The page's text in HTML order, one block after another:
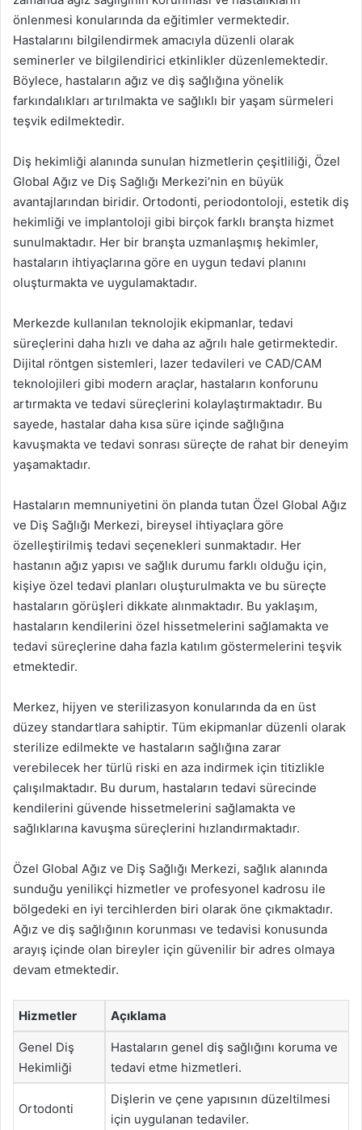
önlenmesi konularında da eğitimler vermektedir.
Hastalarını bilgilendirmek amacıyla düzenli olarak
seminerler ve bilgilendirici etkinlikler düzenlemektedir.
Böylece, hastaların ağız ve diş sağlığına yönelik
farkındalıkları artırılmakta ve sağlıklı bir yaşam sürmeleri
teşvik edilmektedir.
Diş hekimliği alanında sunulan hizmetlerin çeşitliliği, Özel
Global Ağız ve Diş Sağlığı Merkezi’nin en büyük
avantajlarından biridir. Ortodonti, periodontoloji, estetik diş
hekimliği ve implantoloji gibi birçok farklı branşta hizmet
sunulmaktadır. Her bir branşta uzmanlaşmış hekimler,
hastaların ihtiyaçlarına göre en uygun tedavi planını
oluşturmakta ve uygulamaktadır.
Merkezde kullanılan teknolojik ekipmanlar, tedavi
süreçlerini daha hızlı ve daha az ağrılı hale getirmektedir.
Dijital röntgen sistemleri, lazer tedavileri ve CAD/CAM
teknolojileri gibi modern araçlar, hastaların konforunu
artırmakta ve tedavi süreçlerini kolaylaştırmaktadır. Bu
sayede, hastalar daha kısa süre içinde sağlığına
kavuşmakta ve tedavi sonrası süreçte de rahat bir deneyim
yaşamaktadır.
Hastaların memnuniyetini ön planda tutan Özel Global Ağız
ve Diş Sağlığı Merkezi, bireysel ihtiyaçlara göre
özelleştirilmiş tedavi seçenekleri sunmaktadır. Her
hastanın ağız yapısı ve sağlık durumu farklı olduğu için,
kişiye özel tedavi planları oluşturulmakta ve bu süreçte
hastaların görüşleri dikkate alınmaktadır. Bu yaklaşım,
hastaların kendilerini özel hissetmelerini sağlamakta ve
tedavi süreçlerine daha fazla katılım göstermelerini teşvik
etmektedir.
Merkez, hijyen ve sterilizasyon konularında da en üst
düzey standartlara sahiptir. Tüm ekipmanlar düzenli olarak
sterilize edilmekte ve hastaların sağlığına zarar
verebilecek her türlü riski en aza indirmek için titizlikle
çalışılmaktadır. Bu durum, hastaların tedavi sürecinde
kendilerini güvende hissetmelerini sağlamakta ve
sağlıklarına kavuşma süreçlerini hızlandırmaktadır.
Özel Global Ağız ve Diş Sağlığı Merkezi, sağlık alanında
sunduğu yenilikçi hizmetler ve profesyonel kadrosu ile
bölgedeki en iyi tercihlerden biri olarak öne çıkmaktadır.
Ağız ve diş sağlığının korunması ve tedavisi konusunda
arayış içinde olan bireyler için güvenilir bir adres olmaya
devam etmektedir.
Hizmetler Açıklama
Genel Diş
Hekimliği
Hastaların genel diş sağlığını koruma ve
tedavi etme hizmetleri.
Ortodonti
Dişlerin ve çene yapısının düzeltilmesi
için uygulanan tedaviler.